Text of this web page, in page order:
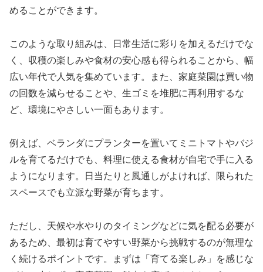
めることができます。
このような取り組みは、日常生活に彩りを加えるだけでな
く、収穫の楽しみや食材の安心感も得られることから、幅
広い年代で人気を集めています。また、家庭菜園は買い物
の回数を減らせることや、生ゴミを堆肥に再利用するな
ど、環境にやさしい一面もあります。
例えば、ベランダにプランターを置いてミニトマトやバジ
ルを育てるだけでも、料理に使える食材が自宅で手に入る
ようになります。日当たりと風通しがよければ、限られた
スペースでも立派な野菜が育ちます。
ただし、天候や水やりのタイミングなどに気を配る必要が
あるため、最初は育てやすい野菜から挑戦するのが無理な
く続けるポイントです。まずは「育てる楽しみ」を感じな